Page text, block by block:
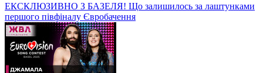
ЕКСКЛЮЗИВНО З БАЗЕЛЯ! Що залишилось за лаштунками
першого півфіналу Євробачення